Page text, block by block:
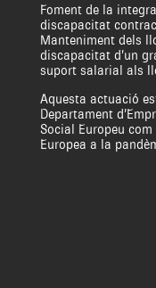
Foment de la
discapacitat
Manteniment dels
discapacitat d’un
suport salarial als
Aquesta actuació
Departament
Social Europeu
Europea a la